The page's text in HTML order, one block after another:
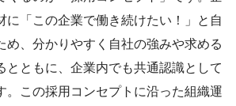
に「この企業で働き続けたい！」と自
め、分かりやすく自社の強みや求める
とともに、企業内でも共通認識として
。この採用コンセプトに沿った組織運